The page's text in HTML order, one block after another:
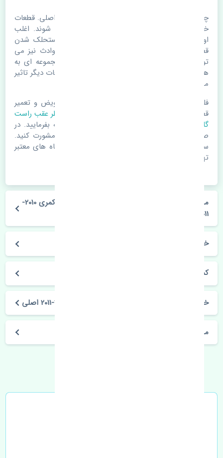
چراغ خطر عقب راست گلگیر تویوتا کمری 2010-2011 اصلی. قطعات
خودرو با گذر زمان و طی مسافت مستحلک می شوند. اغلب
اوقات علت اصلی خرابی لوازم یدکی اتومبیل مستحلک شدن
قطعات می باشد. ولی دلایلی مثل تصادفات و حوادث نیز می
تواند عامل تعویض قطعات یدکی باشد. خودرو مجموعه ای به
هم پیوسته می باشد که هر قطعه روی قطعه یا قطعات دیگر تاثیر
مستقیم دارد.
فلذا در صورت خرابی در اسرع زمان نسبت به تعویض و تعمیر
قطعات یدکی اقدام فرمایید. در زمان
خرید چراغ خطر عقب راست
گلگیر
به اصلی بودن و کیفیت قطعات بسیار توجه بفرمایید. در
صورت نیاز با مکانیک و کارشناسان در این زمینه مشورت کنید.
سعی خود را بفرمایید تا قطعات یدکی را از فروشگاه های معتبر
تهیه بفرمایید.
مشخصات فنی چراغ خطر عقب راست گلگیر تویوتا کمری 2010-
2011 اصلی
خودروسازی تویوتا
کمری 2010-2011
خرید چراغ خطر عقب راست گلگیر تویوتا کمری 2010-2011 اصلی
مشخصات فنی اتومبیل